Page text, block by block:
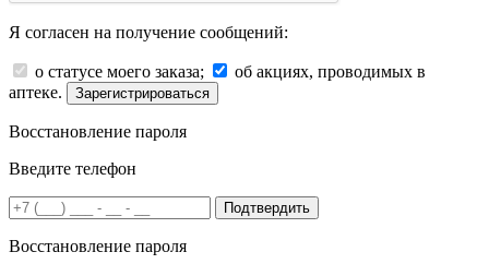
Я согласен на получение сообщений:
о статусе моего заказа;
об акциях, проводимых в
аптеке.
Зарегистрироваться
Восстановление пароля
Введите телефон
Подтвердить
Восстановление пароля